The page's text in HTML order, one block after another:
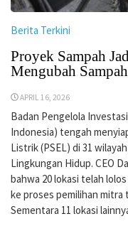
Berita Terkini
Proyek Sampah
Mengubah
APRIL 16, 2026
Badan Pengelola
Indonesia) tengah
Listrik (PSEL) di 31
Lingkungan Hidup. CEO
bahwa 20 lokasi telah
ke proses pemilihan mitra
Sementara 11 lokasi